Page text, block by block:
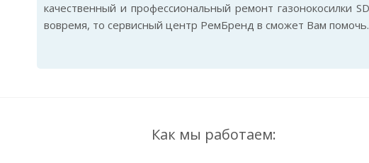
качественный и профессиональный ремонт газонокосилки
вовремя, то сервисный центр РемБренд в сможет Вам помочь.
Как мы работаем: